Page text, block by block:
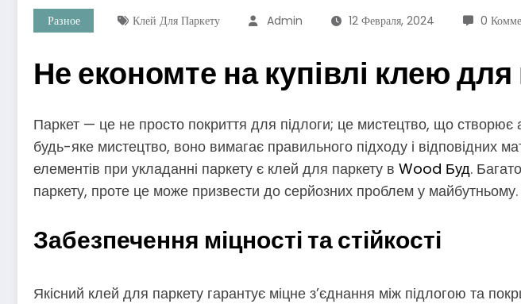
Разное Клей Для Паркету Admin 12 Февраля, 2024 0
Не економте на купівлі клею
Паркет — це не просто покриття для підлоги; це мистецтво, що
будь-яке мистецтво, воно вимагає правильного підходу і відповідних
елементів при укладанні паркету є клей для паркету в Wood Буд.
паркету, проте це може призвести до серйозних проблем у
Забезпечення міцності та стійкості
Якісний клей для паркету гарантує міцне з’єднання між підлогою та